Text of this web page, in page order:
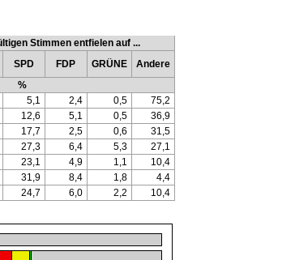
Stimmen entfielen auf ...
SPD FDP GRÜNE
Andere
%
5,1 2,4 0,5
75,2
12,6 5,1 0,5
36,9
17,7 2,5 0,6
31,5
27,3 6,4 5,3
27,1
23,1 4,9 1,1
10,4
31,9 8,4 1,8
4,4
24,7 6,0 2,2 10,4